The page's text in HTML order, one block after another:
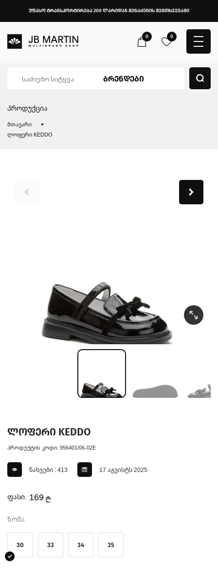
უფასო ტრანსპორტირება 200 ლარიდან შენაძენის შემთხვევაში
0 0
პროდუქცია
მთავარი
ლოფერი KEDDO
ლოფერი KEDDO
პროდუქტის კოდი: 956401/06-02E
ნახვები : 413 17 აგვისტს 2025
ფასი: 169₾
ზომა
30 33 34 35